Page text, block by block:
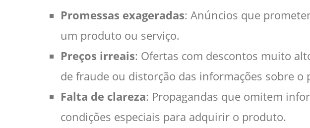
Promessas exageradas: Anúncios que
um produto ou serviço.
Preços irreais: Ofertas com descontos muito
de fraude ou distorção das informações sobre o
Falta de clareza: Propagandas que omitem
condições especiais para adquirir o produto.